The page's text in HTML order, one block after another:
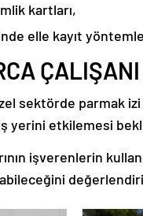
kartları,
elle kayıt
sektörde parmak
iş yerini etkilemesi
işverenlerin